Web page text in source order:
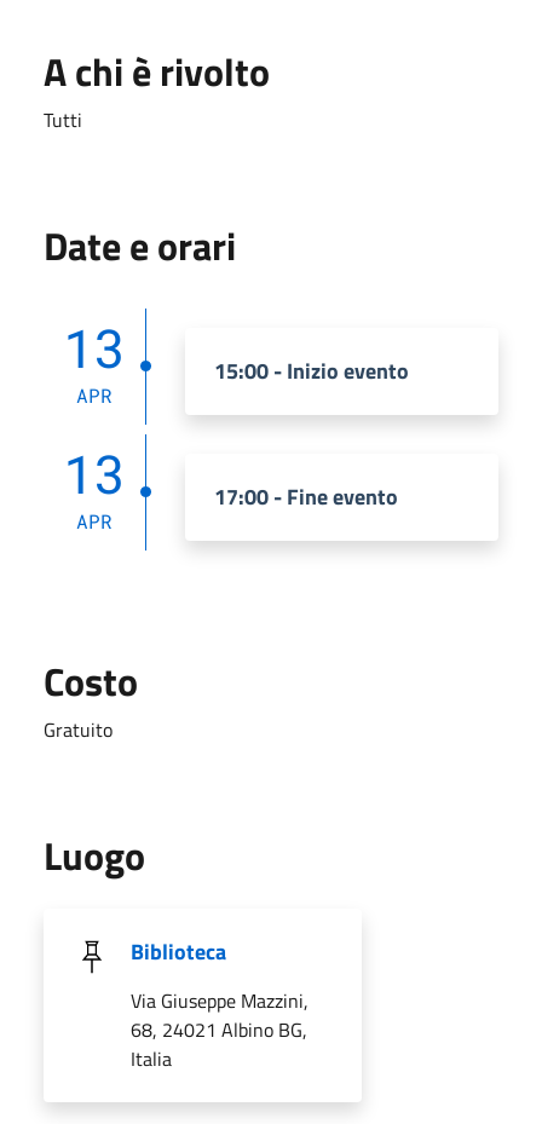
A chi è rivolto
Tutti
Date e orari
13
APR
15:00 - Inizio evento
13
APR
17:00 - Fine evento
Costo
Gratuito
Luogo
Biblioteca
Via Giuseppe Mazzini,
68, 24021 Albino BG,
Italia